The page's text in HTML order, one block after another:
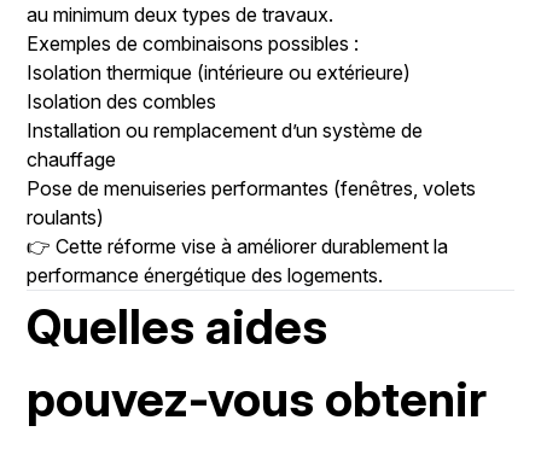
au minimum deux types de travaux.
Exemples de combinaisons possibles :
Isolation thermique (intérieure ou extérieure)
Isolation des combles
Installation ou remplacement d’un système de
chauffage
Pose de menuiseries performantes (fenêtres, volets
roulants)
👉 Cette réforme vise à améliorer durablement la
performance énergétique des logements.
Quelles aides
pouvez-vous obtenir